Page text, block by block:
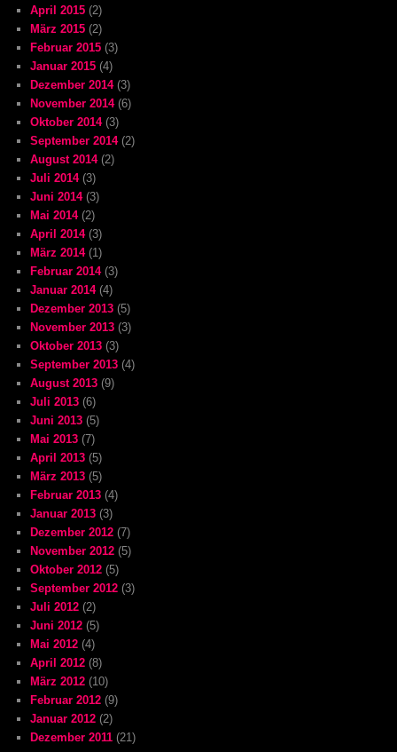
April 2015 (2)
März 2015 (2)
Februar 2015 (3)
Januar 2015 (4)
Dezember 2014(3)
November 2014(6)
Oktober 2014(3)
September 2014(2)
August 2014(2)
Juli 2014(3)
Juni 2014(3)
Mai 2014(2)
April 2014(3)
März 2014(1)
Februar 2014(3)
Januar 2014(4)
Dezember 2013 (5)
November 2013 (3)
Oktober 2013 (3)
September 2013 (4)
August 2013 (9)
Juli 2013 (6)
Juni 2013 (5)
Mai 2013 (7)
April 2013 (5)
März 2013 (5)
Februar 2013 (4)
Januar 2013 (3)
Dezember 2012 (7)
November 2012 (5)
Oktober 2012 (5)
September 2012 (3)
Juli 2012 (2)
Juni 2012 (5)
Mai 2012 (4)
April 2012 (8)
März 2012 (10)
Februar 2012 (9)
Januar 2012 (2)
Dezember 2011 (21)